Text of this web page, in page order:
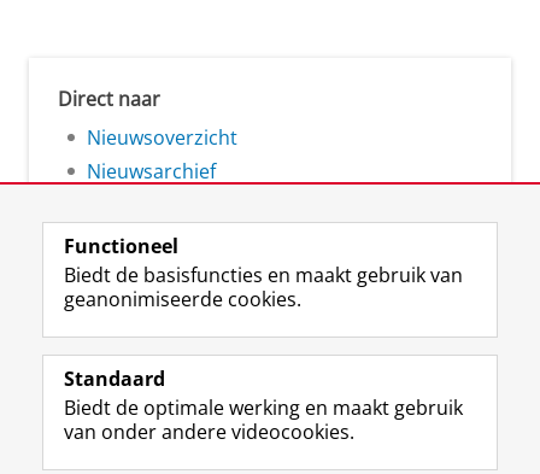
Direct naar
Nieuwsoverzicht
Nieuwsarchief
Volg de RUG
F
a
e
b
L
i
k
e
R
S
-
f
I
n
t
Y
o
T
Studiekiezers
Functioneel
Biedt de basisfuncties en maakt gebruik van
geanonimiseerde cookies.
Standaard
Biedt de optimale werking en maakt gebruik
van onder andere videocookies.